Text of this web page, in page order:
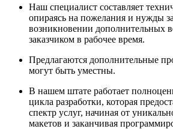
Наш специалист составляет
опираясь на пожелания и нужды
возникновении дополнительных
заказчиком в рабочее время.
Предлагаются дополнительные
могут быть уместны.
В нашем штате работает
цикла разработки, которая
спектр услуг, начиная от
макетов и заканчивая